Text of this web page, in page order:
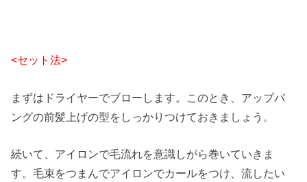
<セット法>
まずはドライヤーでブローします。このとき、アップバ
ングの前髪上げの型をしっかりつけておきましょう。
続いて、アイロンで毛流れを意識しがら巻いていきま
す。毛束をつまんでアイロンでカールをつけ、流したい